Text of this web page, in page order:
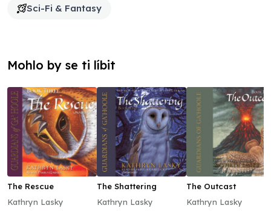
Sci-Fi & Fantasy
Mohlo by se ti líbit
The Rescue
Kathryn Lasky
The Shattering
Kathryn Lasky
The Outcast
Kathryn Lasky